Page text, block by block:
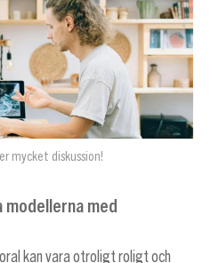
mycket diskussion!
med
kan vara otroligt roligt och